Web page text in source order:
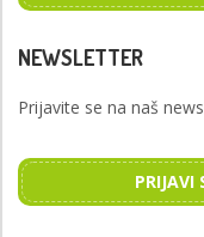
NEWSLETTER
Prijavite se na naš
PRIJAVI